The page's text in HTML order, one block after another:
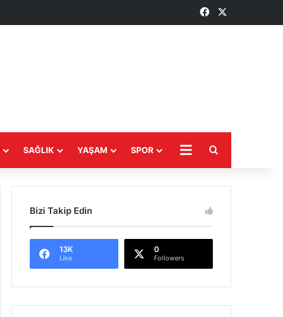
Facebook
SAĞLIK YAŞAM SPOR DAHA
Bizi Takip Edin
13K
Like
0
Followers